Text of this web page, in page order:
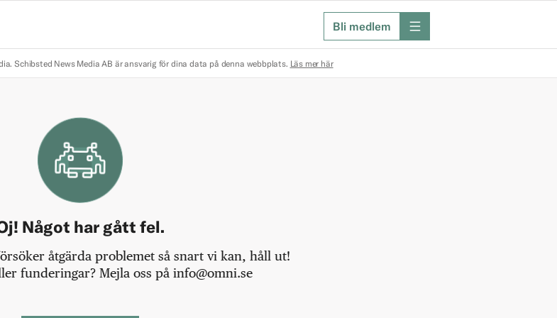
Bli medlem meny
Schibsted News Media AB är ansvarig för dina data på denna webbplats. Läs mer här
Något har gått fel.
åtgärda problemet så snart vi kan, håll ut!
funderingar? Mejla oss på info@omni.se